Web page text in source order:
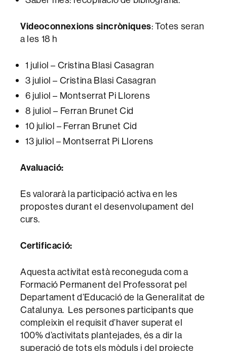
Videoconnexions sincròniques: Totes seran
a les 18 h
1 juliol – Cristina Blasi Casagran
3 juliol – Cristina Blasi Casagran
6 juliol – Montserrat Pi Llorens
8 juliol – Ferran Brunet Cid
10 juliol – Ferran Brunet Cid
13 juliol – Montserrat Pi Llorens
Avaluació:
Es valorarà la participació activa en les
propostes durant el desenvolupament del
curs.
Certificació:
Aquesta activitat està reconeguda com a
Formació Permanent del Professorat pel
Departament d’Educació de la Generalitat de
Catalunya. Les persones participants que
compleixin el requisit d’haver superat el
100% d’activitats plantejades, és a dir la
superació de tots els mòduls i del projecte